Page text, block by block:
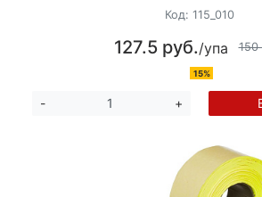
Код: 115_010
127.5 руб./упа 150
15%
- +